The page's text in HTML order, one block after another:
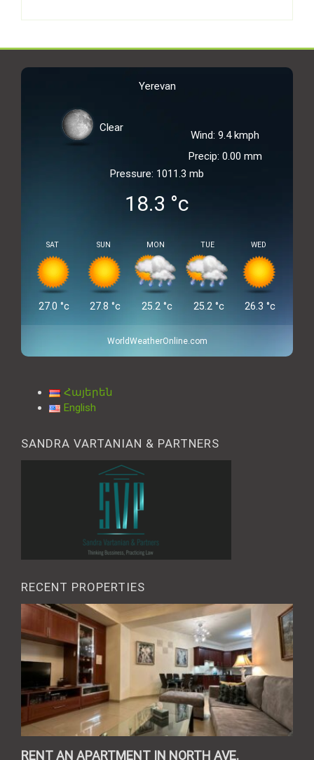
Yerevan
Clear
Wind: 9.4 kmph
Precip: 0.00 mm
Pressure: 1011.3 mb
18.3 °c
SAT
27.0 °c
SUN
27.8 °c
MON
25.2 °c
TUE
25.2 °c
WED
26.3 °c
WorldWeatherOnline.com
Հայերեն
English
SANDRA VARTANIAN & PARTNERS
RECENT PROPERTIES
RENT AN APARTMENT IN NORTH AVE.